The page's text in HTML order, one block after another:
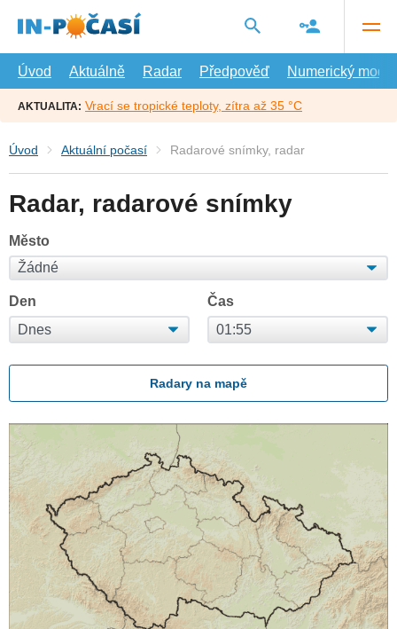
hlavní
Úvod
Aktuálně Radar Předpověď Numerický model
AKTUALITA: Vrací se tropické teploty, zítra až 35 °C
Úvod Aktuální počasí Radarové snímky, radar
Radar, radarové snímky
Město
Den Čas
Radary na mapě